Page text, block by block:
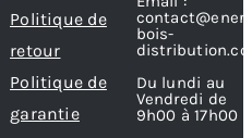
Politique de
retour
Politique de
garantie
bois-
Du lundi au
Vendredi de
9h00 à 17h00